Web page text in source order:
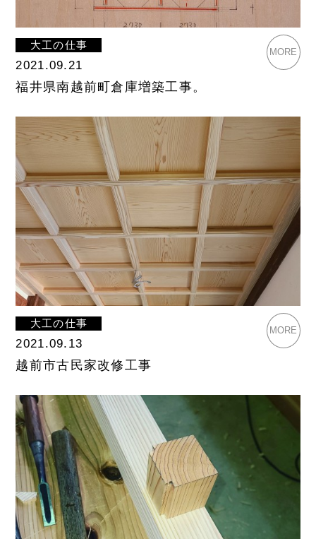
大工の仕事
2021.09.21
福井県南越前町倉庫増築工事。
MORE
大工の仕事
2021.09.13
越前市古民家改修工事
MORE